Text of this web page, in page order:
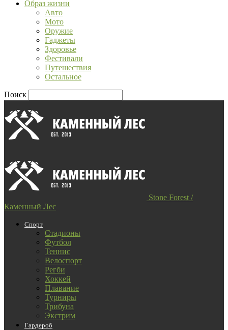
Образ жизни
Авто
Мото
Оружие
Гаджеты
Здоровье
Фестивали
Путешествия
Остальное
Поиск
Stone Forest /
Каменный Лес
Спорт
Стадионы
Футбол
Теннис
Велоспорт
Регби
Хоккей
Плавание
Турниры
Трибуна
Экстрим
Гардероб